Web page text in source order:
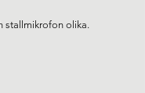
stallmikrofon olika.